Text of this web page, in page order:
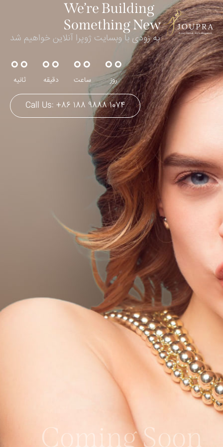
We’re Building
Something New
به زودی با وبسایت ژوپرا آنلاین خواهیم شد
0
0
روز
0
0
ساعت
0
0
دقیقه
0
0
ثانیه
Call Us: +86 188 9888 1074
Coming Soon